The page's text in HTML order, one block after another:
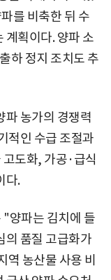
를 비축한 뒤 수
계획이다. 양파 소
하 정지 조치도 추
파 농가의 경쟁력
적인 수급 조절과
도화, 가공·급식
다.
"양파는 김치에 들
의 품질 고급화가
농산물 사용 비